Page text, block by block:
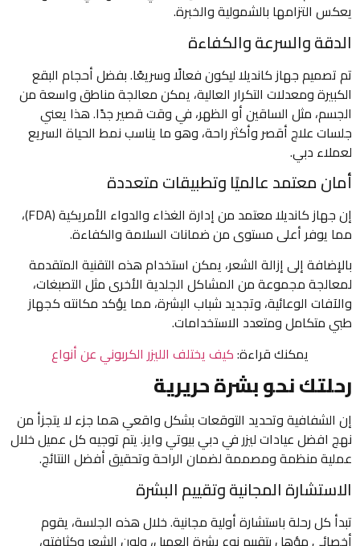
يعكس التزامها بالشمولية والخبرة.
الدقة والسرعة والكفاءة
تم تصميم جهاز كانديلا ليكون فعالًا وسريعًا. بفضل أحجام البقع
الكبيرة ومعدلات التكرار العالية، يمكن معالجة مناطق واسعة من
الجسم، مثل الساقين أو الظهر، في وقت قصير جدًا. هذا يعني
جلسات علاج أقصر وأكثر راحة، وهو ما يناسب نمط الحياة السريع
لعملاء دبي.
أمان معتمد عالميًا وتطبيقات متعددة
إن جهاز كانديلا معتمد من إدارة الغذاء والدواء الأمريكية (FDA)،
مما يوفر أعلى مستوى من ضمانات السلامة والكفاءة.
بالإضافة إلى إزالة الشعر، يمكن استخدام هذه التقنية المتقدمة
لمعالجة مجموعة من المشاكل الجلدية الأخرى مثل التصبغات،
والآفات الوعائية، وتجديد شباب البشرة، مما يؤكد مكانته كجهاز
طبي متكامل ومتعدد الاستخدامات.
يمكنك قراءة:كيف يختلف الليزر الكربوني عن أنواع
رحلتك نحو بشرة حريرية
إن الشفافية وتحديد التوقعات بشكل واقعي هما جزء لا يتجزأ من
نهج افضل عيادات ليزر في دبي بيوتي وايز. يتم توجيه كل عميل خلال
عملية منظمة ومصممة لضمان الراحة وتحقيق أفضل النتائج.
الاستشارة المجانية وتقييم البشرة
تبدأ كل رحلة باستشارة أولية مجانية. خلال هذه الجلسة، يقوم
أخصائي مؤهل بتقييم نوع بشرة العميل، ولون الشعر وكثافته،